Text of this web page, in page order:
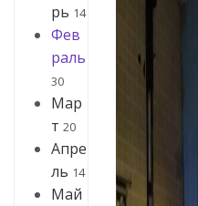
рь 14
Фев
раль
30
Мар
т 20
Апре
ль 14
Май